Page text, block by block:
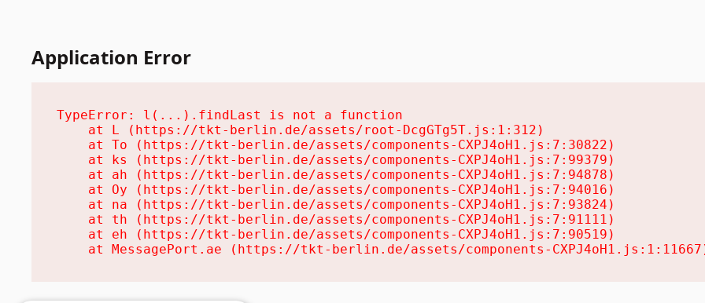
Application Error
TypeError: l(...).findLast is not a function
    at L (https://tkt-berlin.de/assets/root-DcgGTg5T.js:1:312)
    at To (https://tkt-berlin.de/assets/components-CXPJ4oH1.js:7:30822)
    at ks (https://tkt-berlin.de/assets/components-CXPJ4oH1.js:7:99379)
    at ah (https://tkt-berlin.de/assets/components-CXPJ4oH1.js:7:94878)
    at Oy (https://tkt-berlin.de/assets/components-CXPJ4oH1.js:7:94016)
    at na (https://tkt-berlin.de/assets/components-CXPJ4oH1.js:7:93824)
    at th (https://tkt-berlin.de/assets/components-CXPJ4oH1.js:7:91111)
    at eh (https://tkt-berlin.de/assets/components-CXPJ4oH1.js:7:90519)
at MessagePort.ae (https://tkt-berlin.de/assets/components-